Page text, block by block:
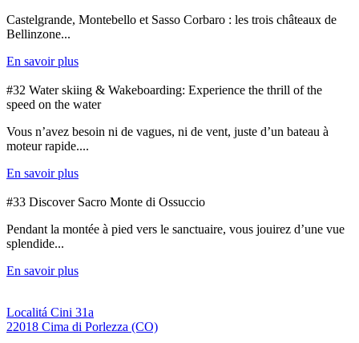
Castelgrande, Montebello et Sasso Corbaro : les trois châteaux de
Bellinzone...
En savoir plus
#32 Water skiing & Wakeboarding: Experience the thrill of the
speed on the water
Vous n’avez besoin ni de vagues, ni de vent, juste d’un bateau à
moteur rapide....
En savoir plus
#33 Discover Sacro Monte di Ossuccio
Pendant la montée à pied vers le sanctuaire, vous jouirez d’une vue
splendide...
En savoir plus
Localitá Cini 31a
22018 Cima di Porlezza (CO)